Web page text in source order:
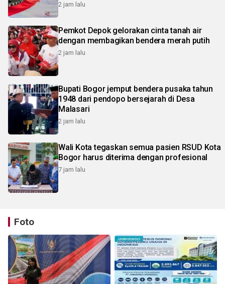
2 jam lalu
Pemkot Depok gelorakan cinta tanah air
dengan membagikan bendera merah putih
2 jam lalu
Bupati Bogor jemput bendera pusaka tahun
1948 dari pendopo bersejarah di Desa
Malasari
2 jam lalu
Wali Kota tegaskan semua pasien RSUD Kota
Bogor harus diterima dengan profesional
7 jam lalu
Foto